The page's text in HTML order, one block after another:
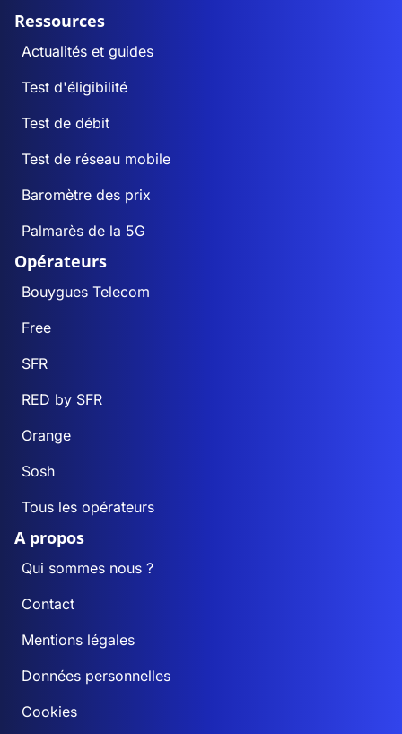
Ressources
Actualités et guides
Test d'éligibilité
Test de débit
Test de réseau mobile
Baromètre des prix
Palmarès de la 5G
Opérateurs
Bouygues Telecom
Free
SFR
RED by SFR
Orange
Sosh
Tous les opérateurs
A propos
Qui sommes nous ?
Contact
Mentions légales
Données personnelles
Cookies